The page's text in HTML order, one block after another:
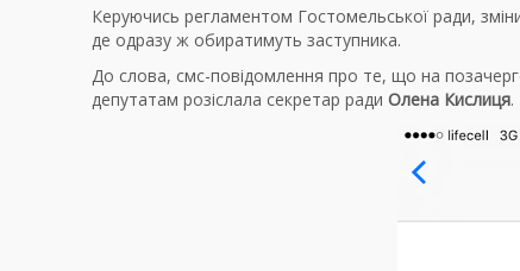
Керуючись регламентом Гостомельської ради,
де одразу ж обиратимуть заступника.
До слова, смс-повідомлення про те, що на
депутатам розіслала секретар ради Олена Кислиця.